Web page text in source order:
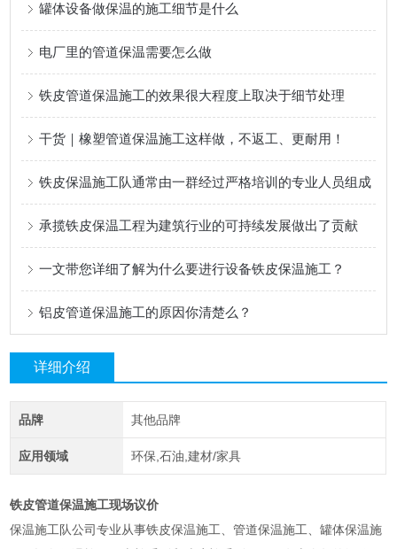
罐体设备做保温的施工细节是什么
电厂里的管道保温需要怎么做
铁皮管道保温施工的效果很大程度上取决于细节处理
干货｜橡塑管道保温施工这样做，不返工、更耐用！
铁皮保温施工队通常由一群经过严格培训的专业人员组成
承揽铁皮保温工程为建筑行业的可持续发展做出了贡献
一文带您详细了解为什么要进行设备铁皮保温施工？
铝皮管道保温施工的原因你清楚么？
详细介绍
品牌 其他品牌
应用领域 环保,石油,建材/家具
铁皮管道保温施工现场议价
保温施工队公司专业从事铁皮保温施工、管道保温施工、罐体保温施